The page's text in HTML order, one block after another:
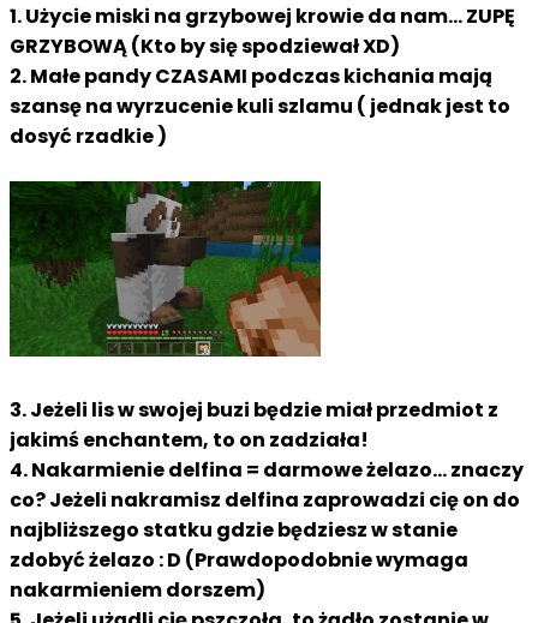
1. Użycie miski na grzybowej krowie da nam... ZUPĘ
GRZYBOWĄ (Kto by się spodziewał XD)
2. Małe pandy CZASAMI podczas kichania mają
szansę na wyrzucenie kuli szlamu ( jednak jest to
dosyć rzadkie )
3. Jeżeli lis w swojej buzi będzie miał przedmiot z
jakimś enchantem, to on zadziała!
4. Nakarmienie delfina = darmowe żelazo... znaczy
co? Jeżeli nakramisz delfina zaprowadzi cię on do
najbliższego statku gdzie będziesz w stanie
zdobyć żelazo : D (Prawdopodobnie wymaga
nakarmieniem dorszem)